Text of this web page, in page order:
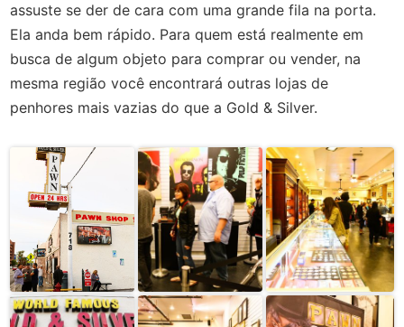
assuste se der de cara com uma grande fila na porta.
Ela anda bem rápido. Para quem está realmente em
busca de algum objeto para comprar ou vender, na
mesma região você encontrará outras lojas de
penhores mais vazias do que a Gold & Silver.